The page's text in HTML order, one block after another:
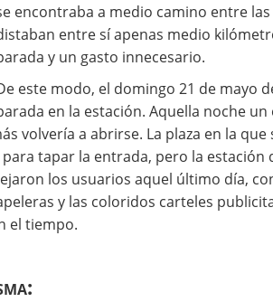
encontraba a medio camino entre
entre sí apenas medio
y un gasto innecesario.
este modo, el domingo 21 de mayo
en la estación. Aquella noche
volvería a abrirse. La plaza en la
tapar la entrada, pero la estación
los usuarios aquel último día,
y las coloridos carteles
el tiempo.